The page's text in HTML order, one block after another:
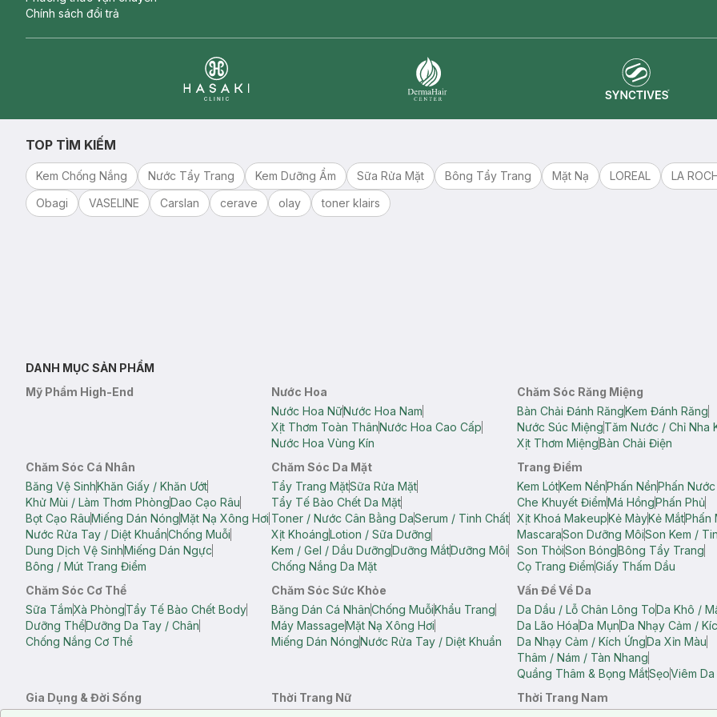
Chính sách đổi trả
TOP TÌM KIẾM
Kem Chống Nắng Nước Tẩy Trang Kem Dưỡng Ẩm Sữa Rửa Mặt Bông Tẩy Trang Mặt Nạ LOREAL
LA
Obagi
VASELINE Carslan cerave olay toner klairs
DANH MỤC SẢN PHẨM
Mỹ Phẩm High-End
Nước Hoa
Nước Hoa NữNước Hoa Nam
Xịt Thơm Toàn ThânNước Hoa Cao Cấp
Nước Hoa Vùng Kín
Chăm Sóc Răng Miệng
Bàn Chải Đánh RăngKem Đánh Răng
Nước Súc MiệngTăm Nước / Chỉ Nha
Xịt Thơm MiệngBàn Chải Điện
Chăm Sóc Cá Nhân
Băng Vệ SinhKhăn Giấy / Khăn Ướt
Khử Mùi / Làm Thơm PhòngDao Cạo Râu
Bọt Cạo RâuMiếng Dán NóngMặt Nạ Xông Hơi
Nước Rửa Tay / Diệt KhuẩnChống Muỗi
Dung Dịch Vệ SinhMiếng Dán Ngực
Bông / Mút Trang Điểm
Chăm Sóc Da Mặt
Tẩy Trang MặtSữa Rửa Mặt
Tẩy Tế Bào Chết Da Mặt
Toner / Nước Cân Bằng DaSerum / Tinh Chất
Xịt KhoángLotion / Sữa Dưỡng
Kem / Gel / Dầu DưỡngDưỡng MắtDưỡng Môi
Chống Nắng Da Mặt
Trang Điểm
Kem LótKem NềnPhấn NềnPhấn
Che Khuyết ĐiểmMá HồngPhấn Phủ
Xịt Khoá MakeupKẻ MàyKẻ MắtPhấn
MascaraSon Dưỡng MôiSon Kem /
Son ThỏiSon BóngBông Tẩy Trang
Cọ Trang ĐiểmGiấy Thấm Dầu
Chăm Sóc Cơ Thể
Sữa TắmXà PhòngTẩy Tế Bào Chết Body
Dưỡng ThểDưỡng Da Tay / Chân
Chống Nắng Cơ Thể
Chăm Sóc Sức Khỏe
Băng Dán Cá NhânChống MuỗiKhẩu Trang
Máy MassageMặt Nạ Xông Hơi
Miếng Dán NóngNước Rửa Tay / Diệt Khuẩn
Vấn Đề Về Da
Da Dầu / Lỗ Chân Lông ToDa Khô /
Da Lão HóaDa MụnDa Nhạy Cảm /
Da Nhạy Cảm / Kích ỨngDa Xỉn Màu
Thâm / Nám / Tàn Nhang
Quầng Thâm & Bọng MắtSẹoViêm
Gia Dụng & Đời Sống
Thời Trang Nữ
Thời Trang Nam